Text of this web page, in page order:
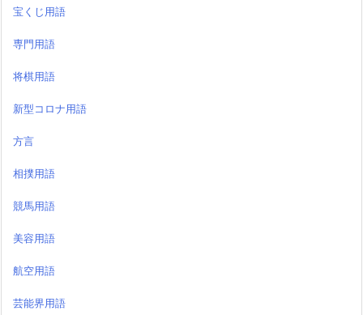
宝くじ用語
専門用語
将棋用語
新型コロナ用語
方言
相撲用語
競馬用語
美容用語
航空用語
芸能界用語